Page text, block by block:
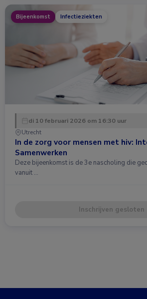
Bijeenkomst Infectieziekten
di 10 februari 2026 om 16:30 uur
Utrecht
In de zorg voor mensen met hiv:
Samenwerken
Deze bijeenkomst is de 3e nascholing die
vanuit …
Inschrijven gesloten